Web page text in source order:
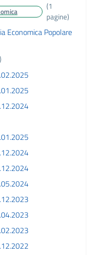
(1
pagine)
Economica Popolare